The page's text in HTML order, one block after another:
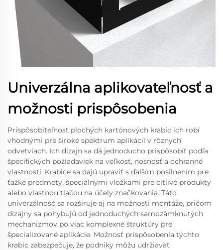
Univerzálna aplikovateľnosť a
možnosti prispôsobenia
Prispôsobiteľnosť plochých kartónových krabic ich robí
vhodnými pre široké spektrum aplikácií v rôznych
odvetviach. Ich dizajn sa dá jednoducho prispôsobiť podľa
špecifických požiadaviek na veľkosť, nosnosť a ochranné
vlastnosti. Krabice sa dajú upraviť s ďalším posilnením pre
ťažké predmety, špeciálnymi vložkami pre citlivé produkty
alebo vlastnou tlačou na účely značkovania. Táto
univerzálność sa rozširuje aj na možnosti montáže, pričom
dizajny sa pohybujú od jednoduchých samozámknutých
mechanizmov po viac komplexné štruktúry pre
špecializované aplikácie. Možnosť prispôsobenia týchto
krabíc zabezpečuje, že podniky môžu udržiavať